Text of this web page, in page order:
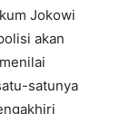
Jokowi
akan
satunya